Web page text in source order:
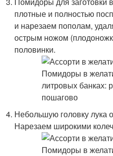
плотные и полностью
и нарезаем пополам,
острым ножом
половинки.
Небольшую головку
Нарезаем широкими